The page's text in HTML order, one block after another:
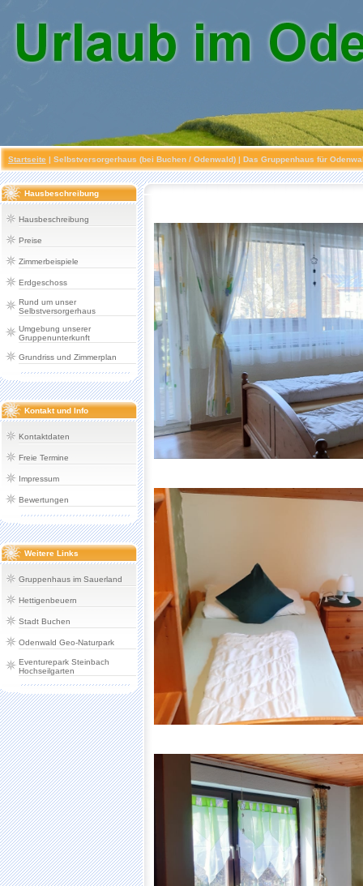
Startseite | Selbstversorgerhaus (bei Buchen / Odenwald) | Das Gruppenhaus für
Hausbeschreibung
Hausbeschreibung
Preise
Zimmerbeispiele
Erdgeschoss
Rund um unser
Selbstversorgerhaus
Umgebung unserer
Gruppenunterkunft
Grundriss und Zimmerplan
Kontakt und Info
Kontaktdaten
Freie Termine
Impressum
Bewertungen
Weitere Links
Gruppenhaus im Sauerland
Hettigenbeuern
Stadt Buchen
Odenwald Geo-Naturpark
Eventurepark Steinbach
Hochseilgarten